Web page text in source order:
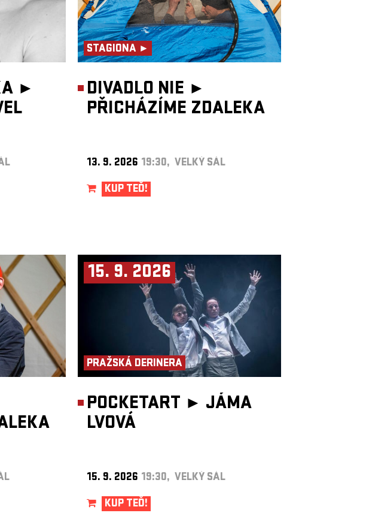
►
STAGIONA ►
DIVADLO NIE ►
PŘICHÁZÍME ZDALEKA
13. 9. 2026 19:30, VELKÝ SÁL
KUP TEĎ!
15. 9. 2026
PRAŽSKÁ DERINERA
POCKETART ► JÁMA
LVOVÁ
15. 9. 2026 19:30, VELKÝ SÁL
KUP TEĎ!